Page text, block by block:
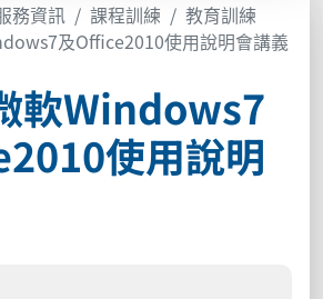
務資訊 課程訓練
教育訓練
及Office2010使用說明會講義
軟Windows7
使用說明